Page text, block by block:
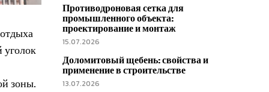
зоны.
Противодроновая сетка для
промышленного объекта:
проектирование и монтаж
15.07.2026
Доломитовый щебень: свойства и
применение в строительстве
13.07.2026